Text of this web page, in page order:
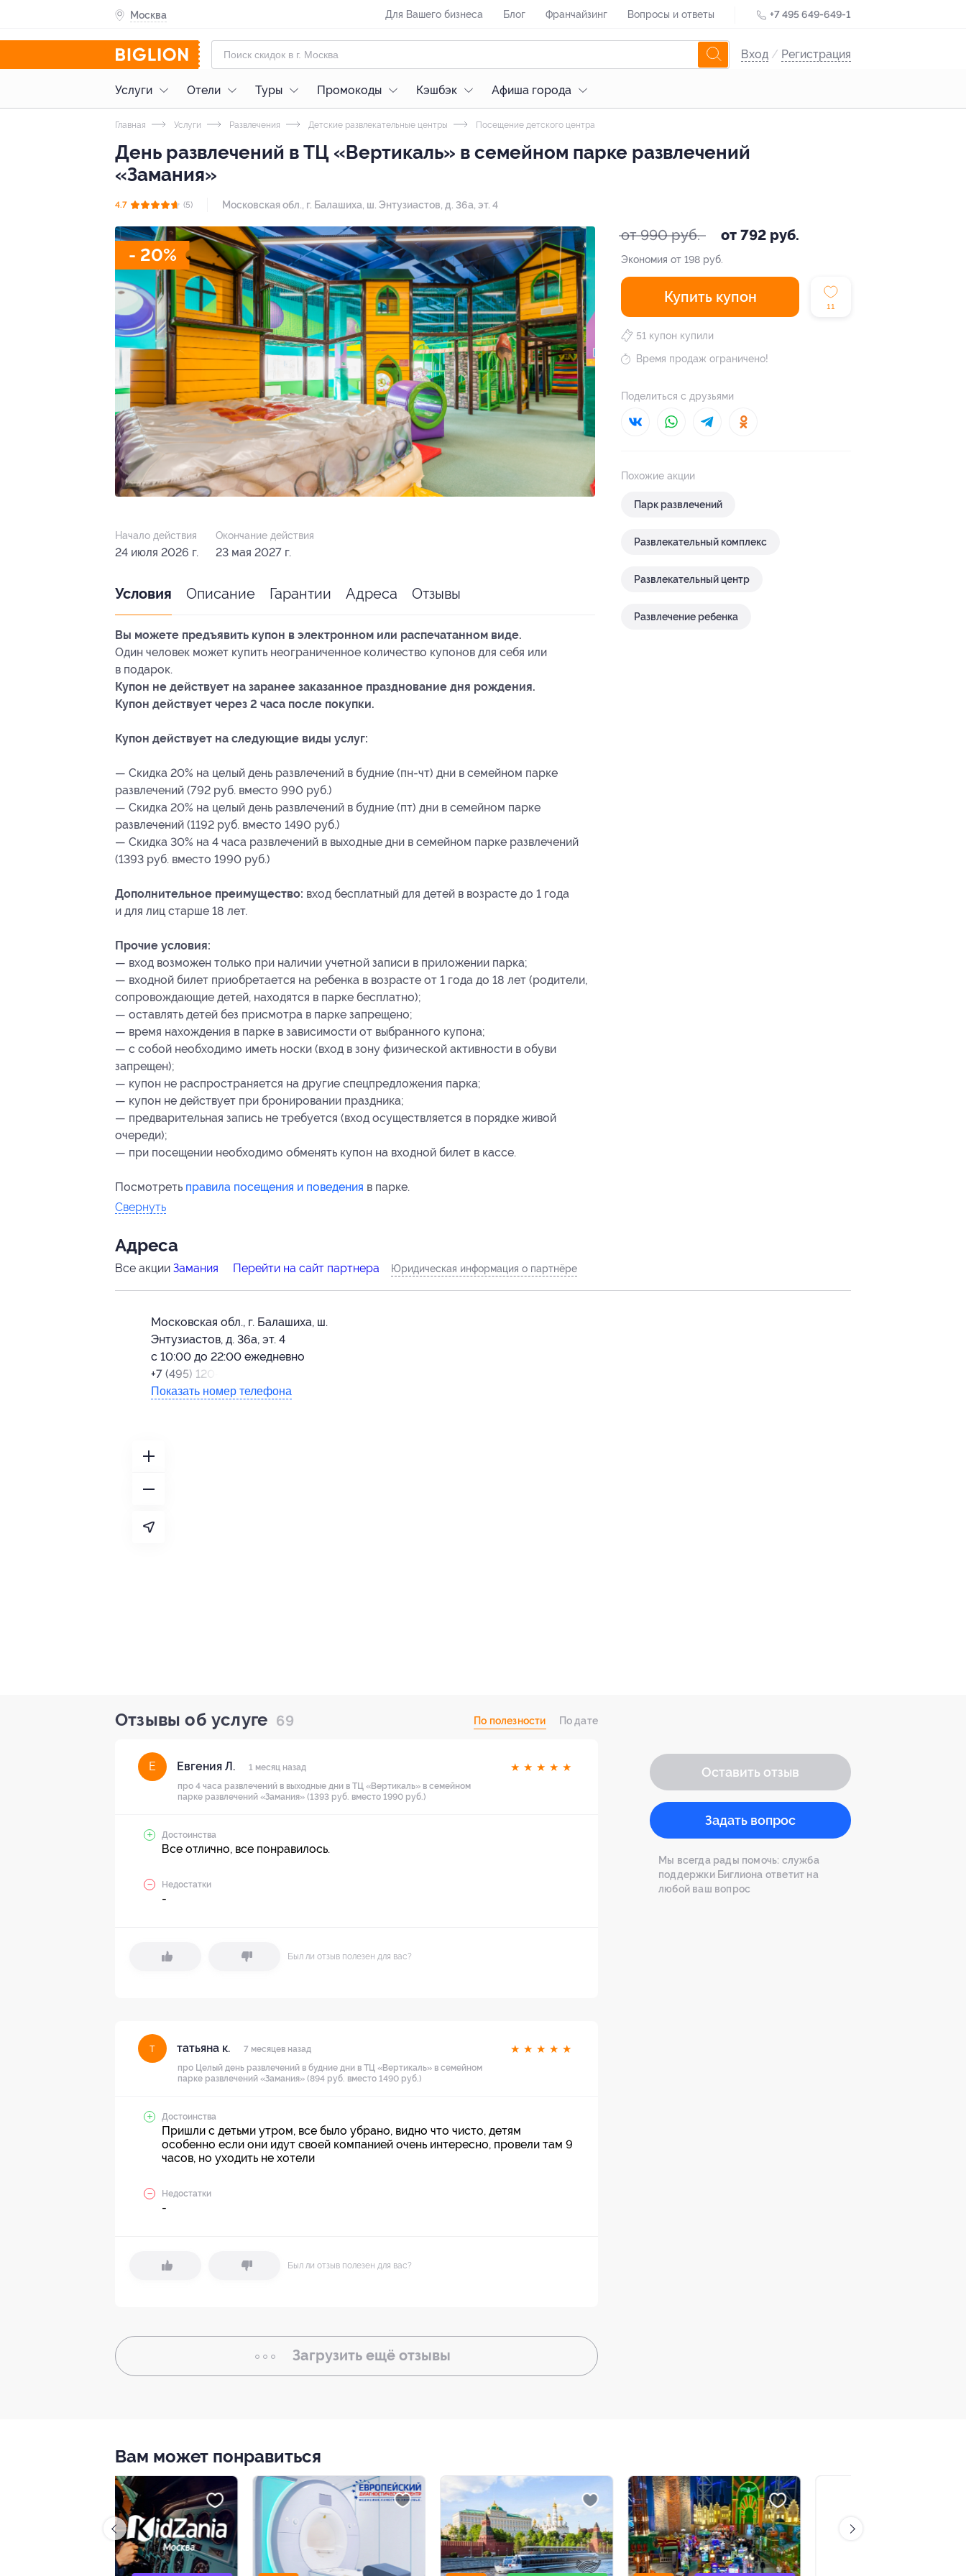
Москва Для Вашего бизнеса Блог Франчайзинг Вопросы и ответы +7 495 649-649-1
Вход / Регистрация
Услуги Отели Туры Промокоды Кэшбэк Афиша города
Главная Услуги Развлечения Детские развлекательные центры Посещение детского центра
День развлечений в ТЦ «Вертикаль» в семейном парке развлечений
«Замания»
4.7 (5) Московская обл., г. Балашиха, ш. Энтузиастов, д. 36а, эт. 4
- 20%
от 990 руб. от 792 руб.
Экономия от 198 руб.
Купить купон
11
51 купон купили
Время продаж ограничено!
Поделиться с друзьями
Похожие акции
Парк развлечений
Развлекательный комплекс
Развлекательный центр
Развлечение ребенка
Начало действия
24 июля 2026 г.
Окончание действия
23 мая 2027 г.
Условия Описание Гарантии Адреса Отзывы
Вы можете предъявить купон в электронном или распечатанном виде.
Один человек может купить неограниченное количество купонов для себя или
в подарок.
Купон не действует на заранее заказанное празднование дня рождения.
Купон действует через 2 часа после покупки.
Купон действует на следующие виды услуг:
— Скидка 20% на целый день развлечений в будние (пн-чт) дни в семейном парке
развлечений (792 руб. вместо 990 руб.)
— Скидка 20% на целый день развлечений в будние (пт) дни в семейном парке
развлечений (1192 руб. вместо 1490 руб.)
— Скидка 30% на 4 часа развлечений в выходные дни в семейном парке развлечений
(1393 руб. вместо 1990 руб.)
Дополнительное преимущество: вход бесплатный для детей в возрасте до 1 года
и для лиц старше 18 лет.
Прочие условия:
— вход возможен только при наличии учетной записи в приложении парка;
— входной билет приобретается на ребенка в возрасте от 1 года до 18 лет (родители,
сопровождающие детей, находятся в парке бесплатно);
— оставлять детей без присмотра в парке запрещено;
— время нахождения в парке в зависимости от выбранного купона;
— с собой необходимо иметь носки (вход в зону физической активности в обуви
запрещен);
— купон не распространяется на другие спецпредложения парка;
— купон не действует при бронировании праздника;
— предварительная запись не требуется (вход осуществляется в порядке живой
очереди);
— при посещении необходимо обменять купон на входной билет в кассе.
Посмотреть правила посещения и поведения в парке.
Свернуть
Адресa
Все акции Замания Перейти на сайт партнера Юридическая информация о партнёре
Московская обл., г. Балашиха, ш.
Энтузиастов, д. 36а, эт. 4
с 10:00 до 22:00 ежедневно
+7 (495) 120-40-68
Показать номер телефона
Отзывы об услуге 69 По полезности По дате
Е Евгения Л. 1 месяц назад ★ ★ ★ ★ ★
про 4 часа развлечений в выходные дни в ТЦ «Вертикаль» в семейном
парке развлечений «Замания» (1393 руб. вместо 1990 руб.)
Достоинства
Все отлично, все понравилось.
Недостатки
-
Был ли отзыв полезен для вас?
т татьяна к. 7 месяцев назад ★ ★ ★ ★ ★
про Целый день развлечений в будние дни в ТЦ «Вертикаль» в семейном
парке развлечений «Замания» (894 руб. вместо 1490 руб.)
Достоинства
Пришли с детьми утром, все было убрано, видно что чисто, детям
особенно если они идут своей компанией очень интересно, провели там 9
часов, но уходить не хотели
Недостатки
-
Был ли отзыв полезен для вас?
Загрузить ещё отзывы
Оставить отзыв
Задать вопрос
Мы всегда рады помочь: служба
поддержки Биглиона ответит на
любой ваш вопрос
Вам может понравиться